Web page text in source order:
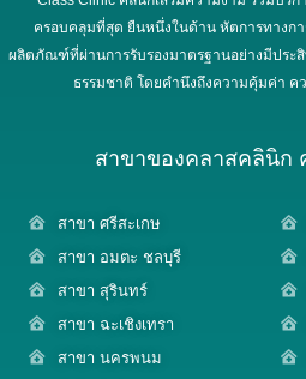
ครอบคลุมที่สุด ยืนหนึ่งในด้าน หัตการทางก
ผลิตภัณฑ์ที่ผ่านการรับรองมาตรฐานอย่างมีประ
ธรรมชาติ โดยคำนึงถึงความคุ้มค่า ค
สาขาของคลาสคลินิก
สาขา ศรีสะเกษ
สาขา อมตะ ชลบุรี
สาขา สุรินทร์
สาขา ฉะเชิงเทรา
สาขา นครพนม